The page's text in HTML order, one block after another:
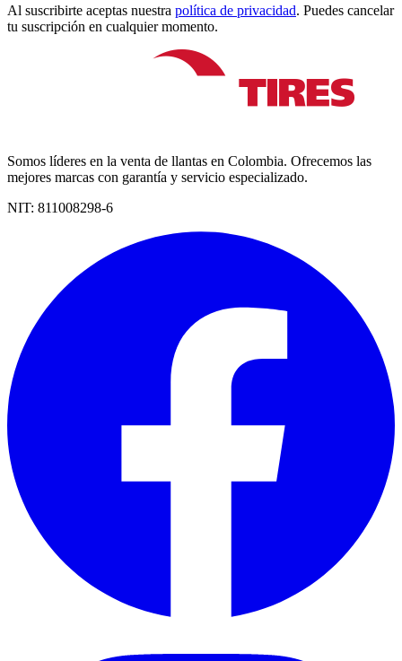
Al suscribirte aceptas nuestra política de privacidad. Puedes cancelar
tu suscripción en cualquier momento.
Somos líderes en la venta de llantas en Colombia. Ofrecemos las
mejores marcas con garantía y servicio especializado.
NIT: 811008298-6